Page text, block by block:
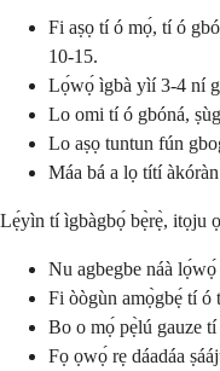
Fi aṣọ tí ó mọ́, tí ó
10-15.
Lọ́wọ́ ìgbà yìí 3-4 ní
Lo omi tí ó gbóná,
Lo aṣọ tuntun fún
Máa bá a lọ títí
Lẹ́yìn tí ìgbàgbọ́ bẹ̀rẹ̀, itọju
Nu agbegbe náà
Fi òògùn amọ̀gbẹ́ tí ó
Bo o mọ́ pẹ̀lú gauze
Fọ ọwọ́ rẹ dáadáa